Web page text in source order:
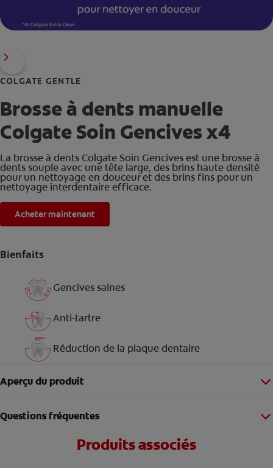
COLGATE GENTLE
Brosse à dents manuelle
Colgate Soin Gencives x4
La brosse à dents Colgate Soin Gencives est une brosse à
dents souple avec une tête large, des brins haute densité
pour un nettoyage en douceur et des brins fins pour un
nettoyage interdentaire efficace.
Acheter maintenant
Bienfaits
Gencives saines
Anti-tartre
Réduction de la plaque dentaire
Aperçu du produit
Questions fréquentes
Produits associés